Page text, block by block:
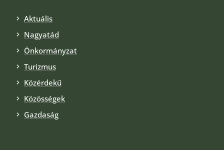
Aktuális
Nagyatád
Önkormányzat
Turizmus
Közérdekű
Közösségek
Gazdaság